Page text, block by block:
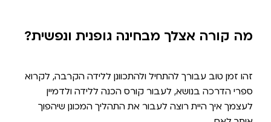
מה קורה אצלך מבחינה גופנית ונפשית?
זהו זמן טוב עבורך להתחיל ולהתכוונן ללידה הקרבה, לקרוא
ספרי הדרכה בנושא, לעבור קורס הכנה ללידה ולדמיין
לעצמך איך היית רוצה לעבור את התהליך המכונן שיהפוך